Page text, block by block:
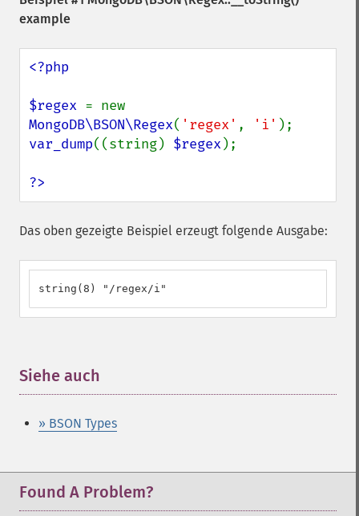
example
<?php
$regex
MongoDB\BSON\Regex( 'regex' , 'i'
var_dump((string) $regex );
?>
Das oben gezeigte Beispiel erzeugt folgende Ausgabe:
string(8) "/regex/i"
Siehe auch
» BSON Types
Found A Problem?